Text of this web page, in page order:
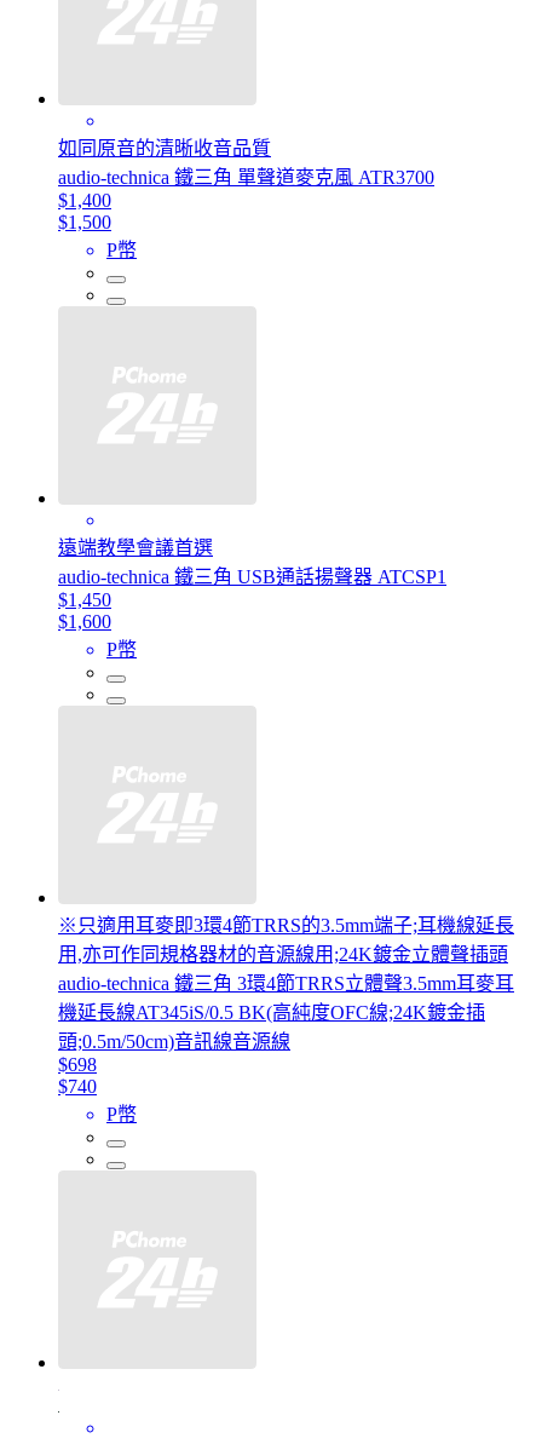
如同原音的清晰收音品質
audio-technica 鐵三角 單聲道麥克風 ATR3700
$1,400
$1,500
P幣
遠端教學會議首選
audio-technica 鐵三角 USB通話揚聲器 ATCSP1
$1,450
$1,600
P幣
※只適用耳麥即3環4節TRRS的3.5mm端子;耳機線延長
用,亦可作同規格器材的音源線用;24K鍍金立體聲插頭
audio-technica 鐵三角 3環4節TRRS立體聲3.5mm耳麥耳
機延長線AT345iS/0.5 BK(高純度OFC線;24K鍍金插
頭;0.5m/50cm)音訊線音源線
$698
$740
P幣